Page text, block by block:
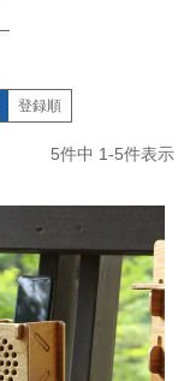
登録順
5件中 1-5件表示